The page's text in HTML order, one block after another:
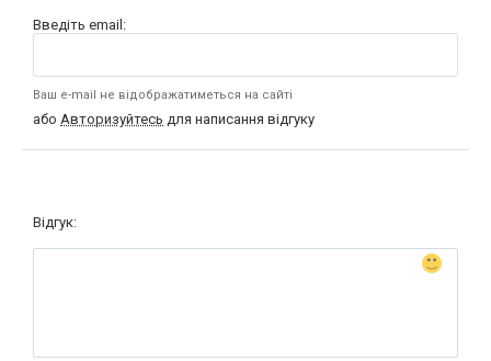
Введіть email:
Ваш e-mail не відображатиметься на сайті
або Авторизуйтесь для написання відгуку
Відгук: